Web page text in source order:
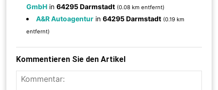
GmbH in64295 Darmstadt (0.08 km entfernt)
A&R Autoagentur in64295 Darmstadt (0.19 km
entfernt)
Kommentieren Sie den Artikel